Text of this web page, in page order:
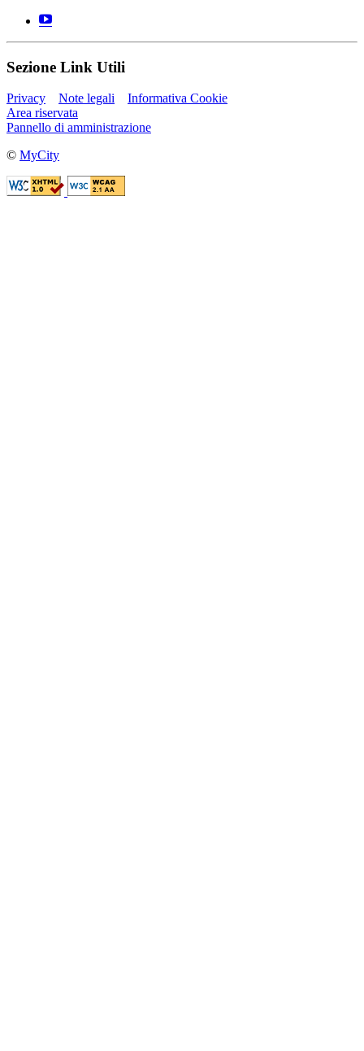
Sezione Link Utili
Privacy Note legali
Informativa Cookie
Area riservata
Pannello di amministrazione
© MyCity